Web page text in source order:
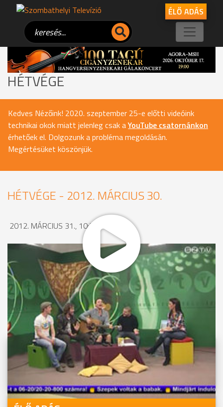
ÉLŐ ADÁS
HÉTVÉGE
Kedves Nézőink! 2020. szeptember 25-e előtti videóink
technikai okok miatt jelenleg csak aYouTube csatornánkon
érhetőek el. Dolgozunk a probléma megoldásán.
Megértésüket köszönjük.
HÉTVÉGE - 2012. MÁRCIUS 30.
2012. MÁRCIUS 31., 10:34
MEGOSZTÁS
Videóink megtekinthetőek
Youtube-csatornánkon is!